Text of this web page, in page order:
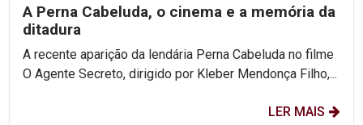
A Perna Cabeluda, o cinema e a memória da
ditadura
A recente aparição da lendária Perna Cabeluda no filme
O Agente Secreto, dirigido por Kleber Mendonça Filho,...
LER MAIS